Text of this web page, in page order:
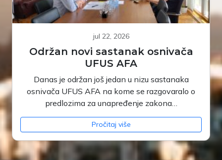
jul 22, 2026
Održan novi sastanak osnivača
UFUS AFA
Danas je održan još jedan u nizu sastanaka
osnivača UFUS AFA na kome se razgovaralo o
predlozima za unapređenje zakona…
Pročitaj više